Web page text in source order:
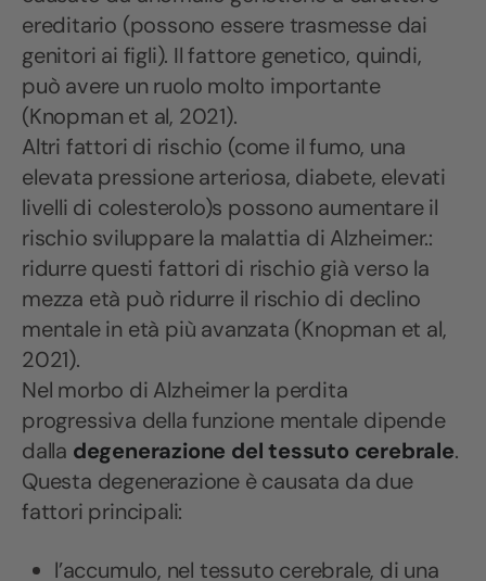
ereditario (possono essere trasmesse dai
genitori ai figli). Il fattore genetico, quindi,
può avere un ruolo molto importante
(Knopman et al, 2021).
Altri fattori di rischio (come il fumo, una
elevata pressione arteriosa, diabete, elevati
livelli di colesterolo)s possono aumentare il
rischio sviluppare la malattia di Alzheimer.:
ridurre questi fattori di rischio già verso la
mezza età può ridurre il rischio di declino
mentale in età più avanzata (Knopman et al,
2021).
Nel morbo di Alzheimer la perdita
progressiva della funzione mentale dipende
dalla degenerazione del tessuto cerebrale.
Questa degenerazione è causata da due
fattori principali:
l’accumulo, nel tessuto cerebrale, di una